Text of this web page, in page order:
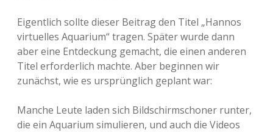
Eigentlich sollte dieser Beitrag den Titel „Hannos
virtuelles Aquarium“ tragen. Später wurde dann
aber eine Entdeckung gemacht, die einen anderen
Titel erforderlich machte. Aber beginnen wir
zunächst, wie es ursprünglich geplant war:
Manche Leute laden sich Bildschirmschoner runter,
die ein Aquarium simulieren, und auch die Videos